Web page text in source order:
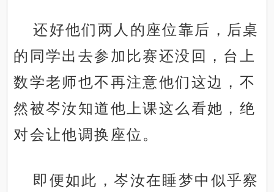
还好他们两人的座位靠后，后桌
的同学出去参加比赛还没回，台上
数学老师也不再注意他们这边，不
然被岑汝知道他上课这么看她，绝
对会让他调换座位。
即便如此，岑汝在睡梦中似乎察